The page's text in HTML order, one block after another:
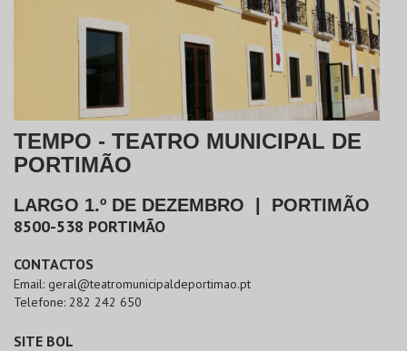
TEMPO - TEATRO MUNICIPAL DE
PORTIMÃO
LARGO 1.º DE DEZEMBRO PORTIMÃO
8500-538 PORTIMÃO
CONTACTOS
Email: geral@teatromunicipaldeportimao.pt
Telefone: 282 242 650
SITE BOL